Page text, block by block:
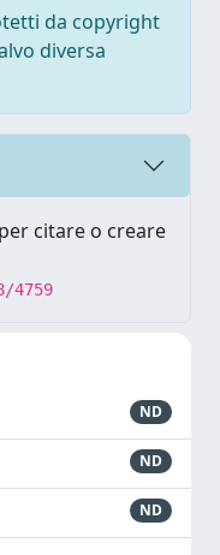
da copyright
diversa
citare o creare
4759
ND
ND
ND